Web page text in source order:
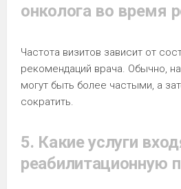
онколога во время
Частота визитов зависит от
рекомендаций врача. Обычно,
могут быть более частыми, а
сократить.
5. Какие услуги
реабилитационную